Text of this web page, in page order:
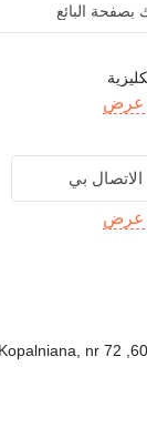
بصفحة البائع
عرض
الاتصال بي
عرض